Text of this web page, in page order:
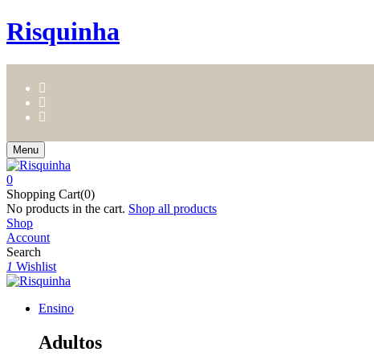
Risquinha
Menu
0
Shopping Cart(0)
No products in the cart. Shop all products
Shop
Account
Search
1 Wishlist
Ensino
Adultos